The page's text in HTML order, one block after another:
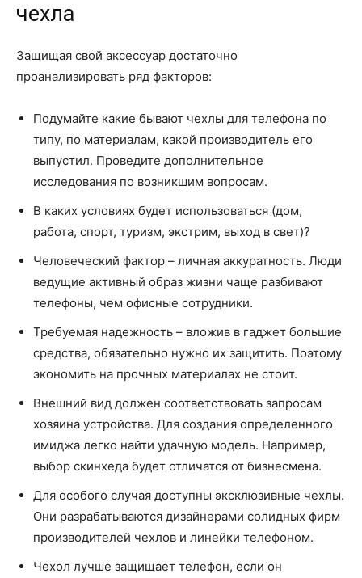
чехла
Защищая свой аксессуар достаточно
проанализировать ряд факторов:
Подумайте какие бывают чехлы для телефона по
типу, по материалам, какой производитель его
выпустил. Проведите дополнительное
исследования по возникшим вопросам.
В каких условиях будет использоваться (дом,
работа, спорт, туризм, экстрим, выход в свет)?
Человеческий фактор – личная аккуратность. Люди
ведущие активный образ жизни чаще разбивают
телефоны, чем офисные сотрудники.
Требуемая надежность – вложив в гаджет большие
средства, обязательно нужно их защитить. Поэтому
экономить на прочных материалах не стоит.
Внешний вид должен соответствовать запросам
хозяина устройства. Для создания определенного
имиджа легко найти удачную модель. Например,
выбор скинхеда будет отличатся от бизнесмена.
Для особого случая доступны эксклюзивные чехлы.
Они разрабатываются дизайнерами солидных фирм
производителей чехлов и линейки телефоном.
Чехол лучше защищает телефон, если он